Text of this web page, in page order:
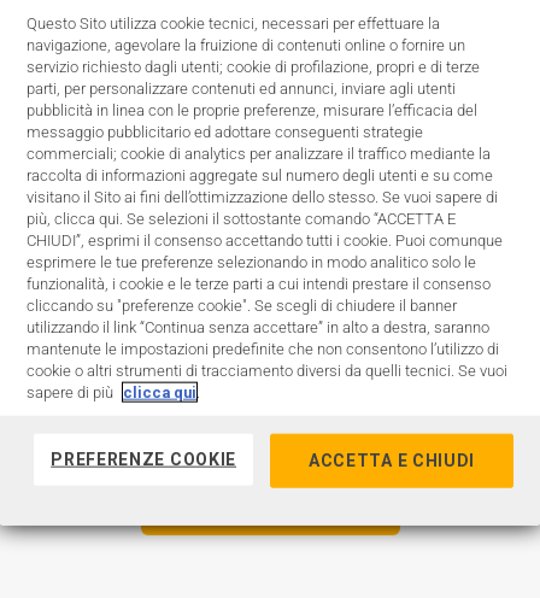
SMS
Bancari
Numeri a
Pagamento
Questo Sito utilizza cookie tecnici, necessari per effettuare la
navigazione, agevolare la fruizione di contenuti online o fornire un
servizio richiesto dagli utenti; cookie di profilazione, propri e di terze
parti, per personalizzare contenuti ed annunci, inviare agli utenti
pubblicità in linea con le proprie preferenze, misurare l’efficacia del
messaggio pubblicitario ed adottare conseguenti strategie
commerciali; cookie di analytics per analizzare il traffico mediante la
raccolta di informazioni aggregate sul numero degli utenti e su come
visitano il Sito ai fini dell’ottimizzazione dello stesso. Se vuoi sapere di
più, clicca qui. Se selezioni il sottostante comando “ACCETTA E
CHIUDI”, esprimi il consenso accettando tutti i cookie. Puoi comunque
esprimere le tue preferenze selezionando in modo analitico solo le
funzionalità, i cookie e le terze parti a cui intendi prestare il consenso
cliccando su "preferenze cookie". Se scegli di chiudere il banner
utilizzando il link “Continua senza accettare” in alto a destra, saranno
mantenute le impostazioni predefinite che non consentono l’utilizzo di
cookie o altri strumenti di tracciamento diversi da quelli tecnici. Se vuoi
sapere di più clicca qui
PREFERENZE COOKIE ACCETTA E CHIUDI